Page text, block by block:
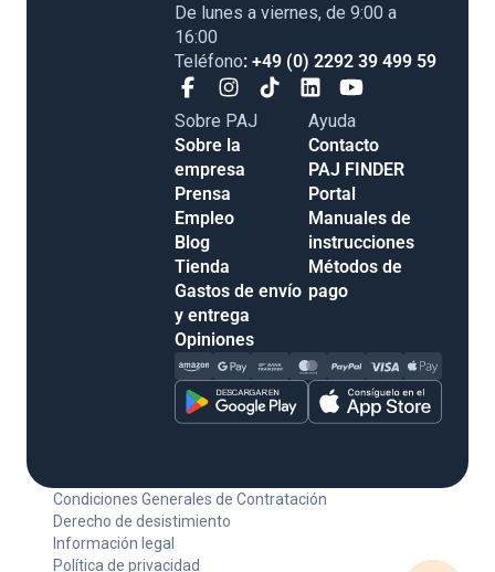
De lunes a viernes, de 9:00 a
16:00
Teléfono: +49 (0) 2292 39 499 59
Sobre PAJ
Sobre la
empresa
Prensa
Empleo
Blog
Tienda
Gastos de envío
y entrega
Opiniones
Ayuda
Contacto
PAJ FINDER
Portal
Manuales de
instrucciones
Métodos de
pago
Condiciones Generales de Contratación
Derecho de desistimiento
Información legal
Política de privacidad